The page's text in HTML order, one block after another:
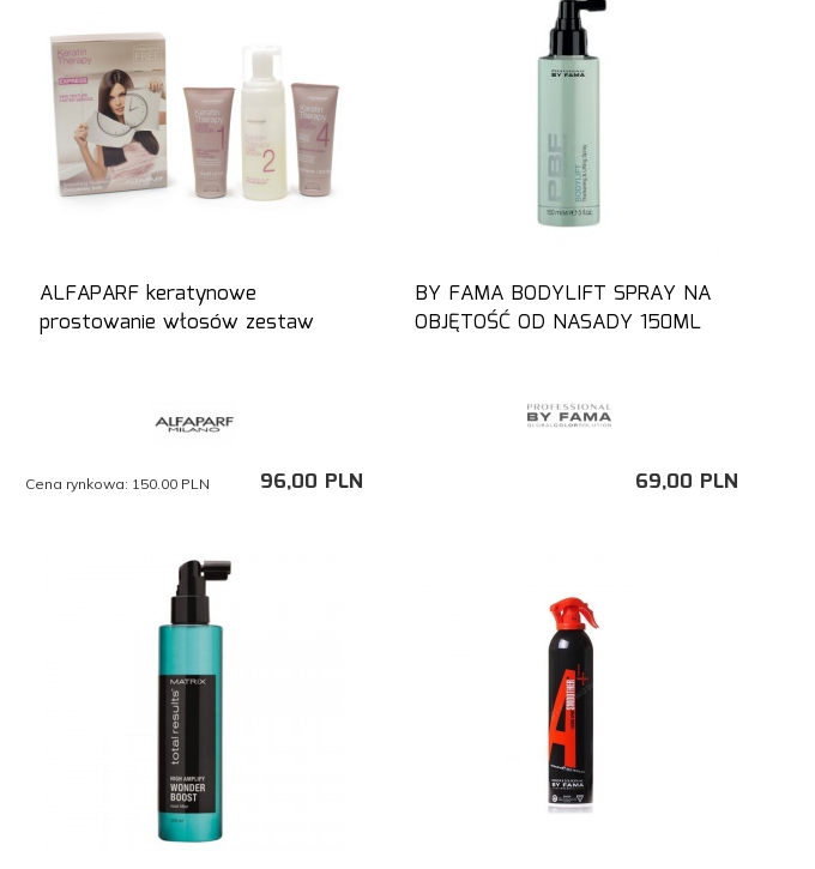
ALFAPARF keratynowe
prostowanie włosów zestaw
96,00 PLN
Cena rynkowa: 150.00 PLN
BY FAMA BODYLIFT SPRAY NA
OBJĘTOŚĆ OD NASADY 150ML
69,00 PLN